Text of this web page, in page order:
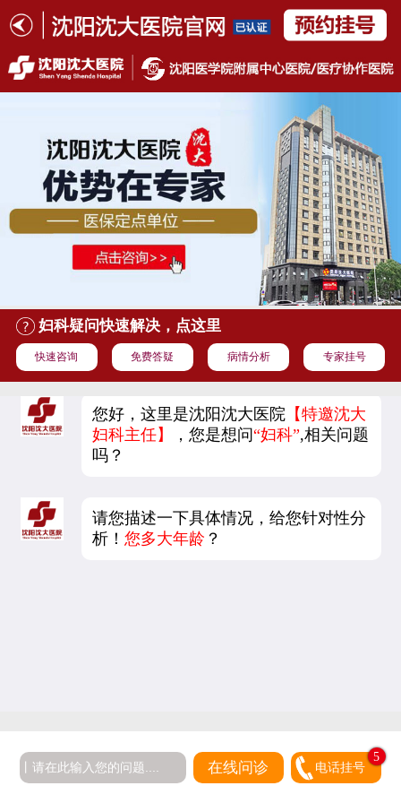
妇科疑问快速解决，点这里
快速咨询 免费答疑 病情分析 专家挂号
您好，这里是沈阳沈大医院 【特邀沈大
妇科主任】
，您是想问“妇科”,相关问题
吗？
请您描述一下具体情况，给您针对性分
析！您多大年龄 ？
在线问诊 电话挂号
5